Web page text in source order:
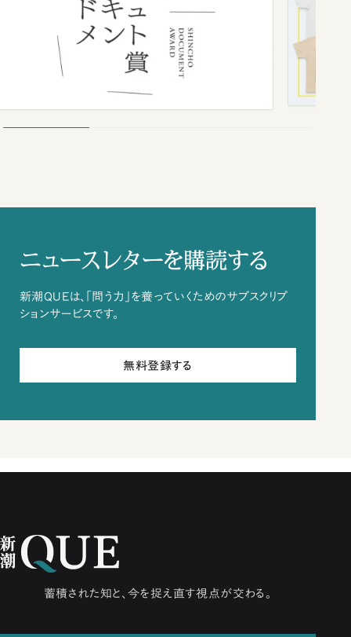
ニュースレターを購読する
新潮QUEは、「問う力」を養っていくためのサブスクリプ
ションサービスです。
無料登録する
蓄積された知と、今を捉え直す視点が交わる。